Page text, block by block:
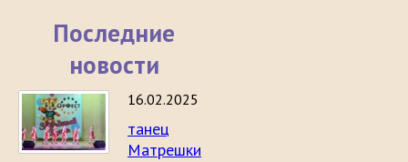
Последние
новости
16.02.2025
танец
Матрешки